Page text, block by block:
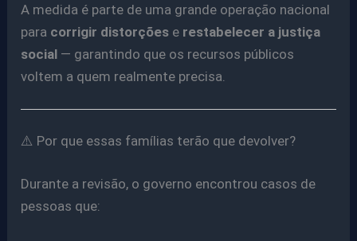
A medida é parte de uma grande operação nacional
para corrigir distorções e restabelecer a justiça
social — garantindo que os recursos públicos
voltem a quem realmente precisa.
⚠️ Por que essas famílias terão que devolver?
Durante a revisão, o governo encontrou casos de
pessoas que: